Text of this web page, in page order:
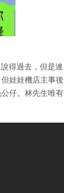
得過去，但是連
娃娃機店主事後
仔。林先生唯有